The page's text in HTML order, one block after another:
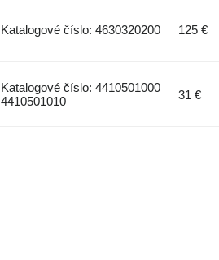
Katalogové číslo: 4630320200 125 €
Katalogové číslo: 4410501000
4410501010
31 €